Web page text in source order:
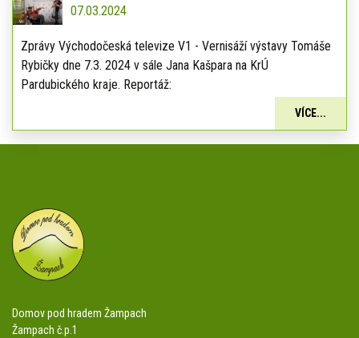
07.03.2024
Zprávy Východočeská televize V1 - Vernisáží výstavy Tomáše
Rybičky dne 7.3. 2024 v sále Jana Kašpara na KrÚ
Pardubického kraje. Reportáž:
VÍCE...
Domov pod hradem Žampach
Žampach č.p.1